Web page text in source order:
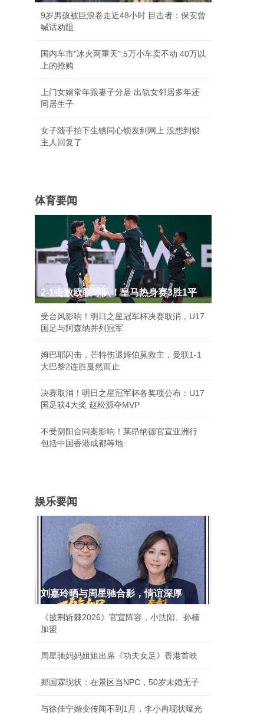
9岁男孩被巨浪卷走近48小时 目击者：保安曾
喊话劝阻
国内车市"冰火两重天":5万小车卖不动 40万以
上的抢购
上门女婿常年跟妻子分居 出轨女邻居多年还
同居生子
女子随手拍下生锈同心锁发到网上 没想到锁
主人回复了
体育要闻
2-1击败欧联球队！皇马热身赛3胜1平
受台风影响！明日之星冠军杯决赛取消，U17
国足与阿森纳并列冠军
姆巴耶闪击，芒特伤退姆伯莫救主，曼联1-1
大巴黎2连胜戛然而止
决赛取消！明日之星冠军杯各奖项公布：U17
国足获4大奖 赵松源夺MVP
不受阴阳合同案影响！莱昂纳德官宣亚洲行
包括中国香港成都等地
娱乐要闻
刘嘉玲晒与周星驰合影，情谊深厚
《披荆斩棘2026》官宣阵容，小沈阳、孙楠
加盟
周星驰妈妈姐姐出席《功夫女足》香港首映
郑国霖现状：在景区当NPC，50岁未婚无子
与徐佳宁婚变传闻不到1月，李小冉现状曝光